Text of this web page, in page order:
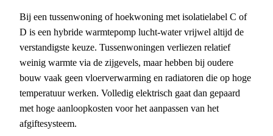
Bij een tussenwoning of hoekwoning met isolatielabel C of
D is een hybride warmtepomp lucht-water vrijwel altijd de
verstandigste keuze. Tussenwoningen verliezen relatief
weinig warmte via de zijgevels, maar hebben bij oudere
bouw vaak geen vloerverwarming en radiatoren die op hoge
temperatuur werken. Volledig elektrisch gaat dan gepaard
met hoge aanloopkosten voor het aanpassen van het
afgiftesysteem.